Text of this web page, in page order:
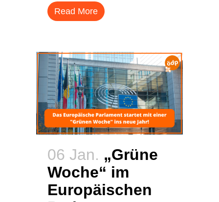
Read More
06 Jan. „Grüne
Woche“ im
Europäischen